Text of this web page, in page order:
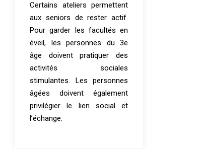
Certains ateliers permettent
aux seniors de rester actif.
Pour garder les facultés en
éveil, les personnes du 3e
âge doivent pratiquer des
activités sociales
stimulantes. Les personnes
âgées doivent également
privilégier le lien social et
l’échange.